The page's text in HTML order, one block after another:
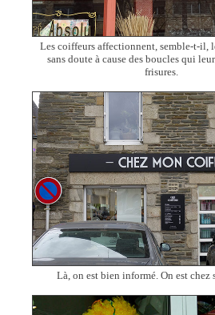
Les coiffeurs affectionnent, semble-t-il,
sans doute à cause des boucles qui
frisures.
Là, on est bien informé. On est chez